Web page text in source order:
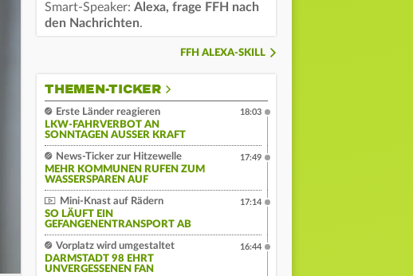
Smart-Speaker: Alexa, frage FFH nach
den Nachrichten.
FFH ALEXA-SKILL
THEMEN-TICKER
Erste Länder reagieren
LKW-FAHRVERBOT AN
SONNTAGEN AUSSER KRAFT
18:03
News-Ticker zur Hitzewelle
MEHR KOMMUNEN RUFEN ZUM
WASSERSPAREN AUF
17:49
Mini-Knast auf Rädern
SO LÄUFT EIN
GEFANGENENTRANSPORT AB
17:14
Vorplatz wird umgestaltet
DARMSTADT 98 EHRT
UNVERGESSENEN FAN
16:44